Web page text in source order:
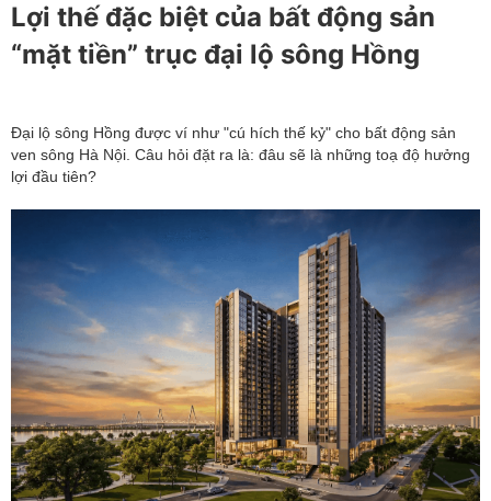
Lợi thế đặc biệt của bất động sản
“mặt tiền” trục đại lộ sông Hồng
Đại lộ sông Hồng được ví như "cú hích thế kỷ" cho bất động sản
ven sông Hà Nội. Câu hỏi đặt ra là: đâu sẽ là những toạ độ hưởng
lợi đầu tiên?